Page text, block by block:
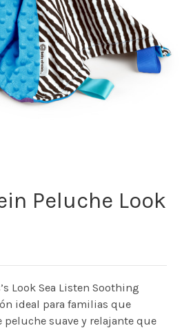
Peluche Look
Look Sea Listen Soothing
ideal para familias que
suave y relajante que